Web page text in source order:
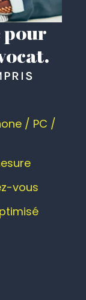
pour
/ PC /
vous